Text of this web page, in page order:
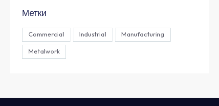
Метки
Commercial Industrial Manufacturing
Metalwork